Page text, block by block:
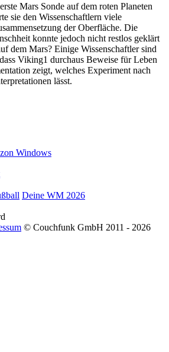
Mars Sonde auf dem roten Planeten
sie den Wissenschaftlern viele
der Oberfläche. Die
konnte jedoch nicht restlos geklärt
dem Mars? Einige Wissenschaftler sind
Viking1 durchaus Beweise für Leben
zeigt, welches Experiment nach
lässt.
Windows
Deine WM 2026
© Couchfunk GmbH 2011 - 2026